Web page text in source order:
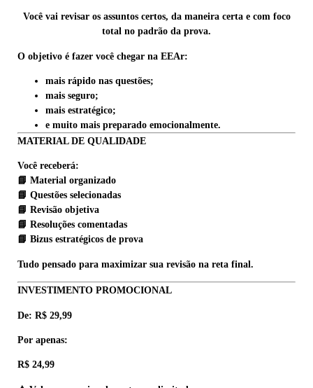
Você vai revisar os assuntos certos, da maneira certa e com foco
total no padrão da prova.
O objetivo é fazer você chegar na EEAr:
mais rápido nas questões;
mais seguro;
mais estratégico;
e muito mais preparado emocionalmente.
MATERIAL DE QUALIDADE
Você receberá:
📘 Material organizado
📘 Questões selecionadas
📘 Revisão objetiva
📘 Resoluções comentadas
📘 Bizus estratégicos de prova
Tudo pensado para maximizar sua revisão na reta final.
INVESTIMENTO PROMOCIONAL
De: R$ 29,99
Por apenas:
R$ 24,99